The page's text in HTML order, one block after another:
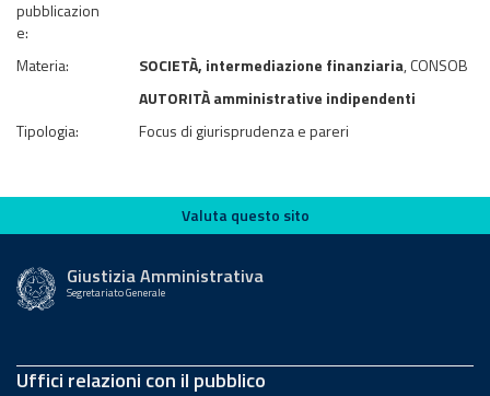
pubblicazion
e:
Materia: SOCIETÀ, intermediazione finanziaria, CONSOB
AUTORITÀ amministrative indipendenti
Tipologia:
Focus di giurisprudenza e pareri
Valuta questo sito
Valuta questo sito
Giustizia Amministrativa
Segretariato Generale
Uffici relazioni con il pubblico